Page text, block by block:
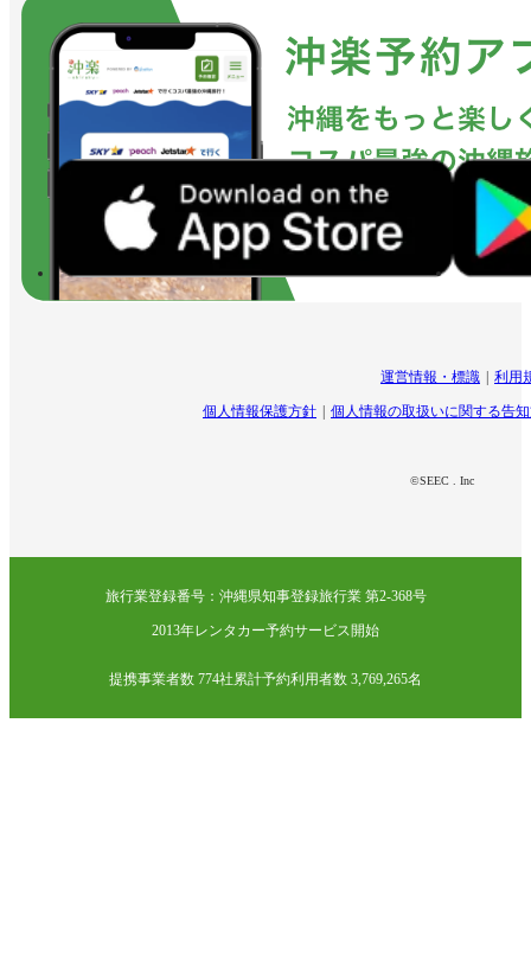
運営情報・標識 利用
個人情報保護方針 個人情報の取扱いに関する告
©SEEC . Inc
旅行業登録番号：沖縄県知事登録旅行業 第2-368号
2013年レンタカー予約サービス開始
提携事業者数 774社累計予約利用者数 3,769,265名